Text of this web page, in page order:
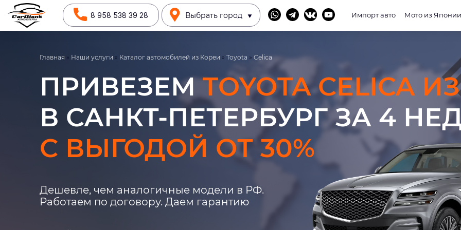
8 958 538 39 28 Выбрать город Импорт авто Мото из Японии
Главная » Наши услуги » Каталог автомобилей из Кореи » Toyota » Celica
ПРИВЕЗЕМTOYOTA CELICA
В САНКТ-ПЕТЕРБУРГ ЗА 4
С ВЫГОДОЙ ОТ 30%
Дешевле, чем аналогичные модели в РФ.
Работаем по договору. Даем гарантию